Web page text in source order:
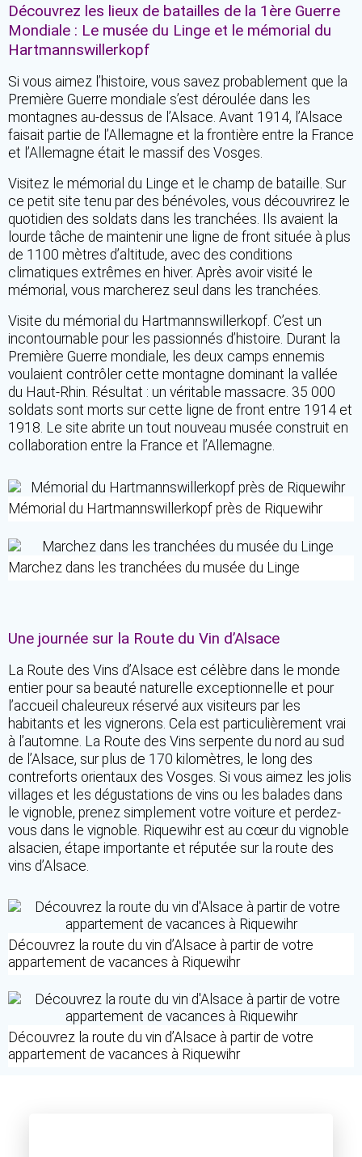
Découvrez les lieux de batailles de la 1ère Guerre
Mondiale : Le musée du Linge et le mémorial du
Hartmannswillerkopf
Si vous aimez l’histoire, vous savez probablement que la
Première Guerre mondiale s’est déroulée dans les
montagnes au-dessus de l’Alsace. Avant 1914, l’Alsace
faisait partie de l’Allemagne et la frontière entre la France
et l’Allemagne était le massif des Vosges.
Visitez le mémorial du Linge et le champ de bataille. Sur
ce petit site tenu par des bénévoles, vous découvrirez le
quotidien des soldats dans les tranchées. Ils avaient la
lourde tâche de maintenir une ligne de front située à plus
de 1100 mètres d’altitude, avec des conditions
climatiques extrêmes en hiver. Après avoir visité le
mémorial, vous marcherez seul dans les tranchées.
Visite du mémorial du Hartmannswillerkopf. C’est un
incontournable pour les passionnés d’histoire. Durant la
Première Guerre mondiale, les deux camps ennemis
voulaient contrôler cette montagne dominant la vallée
du Haut-Rhin. Résultat : un véritable massacre. 35 000
soldats sont morts sur cette ligne de front entre 1914 et
1918. Le site abrite un tout nouveau musée construit en
collaboration entre la France et l’Allemagne.
Mémorial du Hartmannswillerkopf près de Riquewihr
Marchez dans les tranchées du musée du Linge
Une journée sur la Route du Vin d’Alsace
La Route des Vins d’Alsace est célèbre dans le monde
entier pour sa beauté naturelle exceptionnelle et pour
l’accueil chaleureux réservé aux visiteurs par les
habitants et les vignerons. Cela est particulièrement vrai
à l’automne. La Route des Vins serpente du nord au sud
de l’Alsace, sur plus de 170 kilomètres, le long des
contreforts orientaux des Vosges. Si vous aimez les jolis
villages et les dégustations de vins ou les balades dans
le vignoble, prenez simplement votre voiture et perdez-
vous dans le vignoble. Riquewihr est au cœur du vignoble
alsacien, étape importante et réputée sur la route des
vins d’Alsace.
Découvrez la route du vin d’Alsace à partir de votre
appartement de vacances à Riquewihr
Découvrez la route du vin d’Alsace à partir de votre
appartement de vacances à Riquewihr